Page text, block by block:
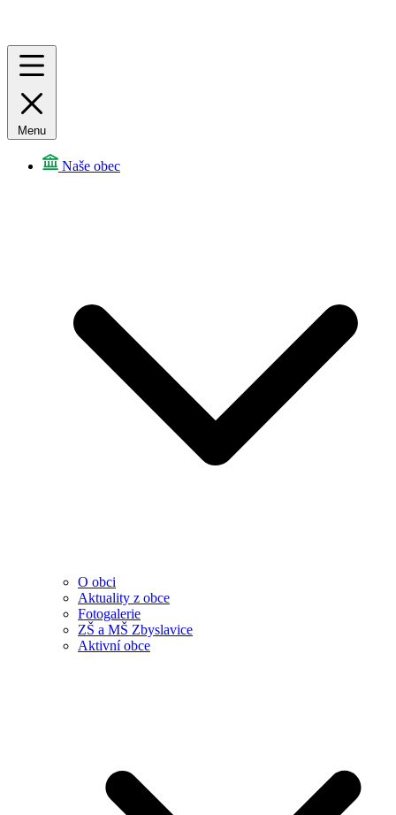
Menu
Naše obec
O obci
Aktuality z obce
Fotogalerie
ZŠ a MŠ Zbyslavice
Aktivní obce